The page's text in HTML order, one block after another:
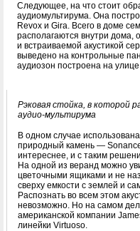
Следующее, на что стоит
аудиомультирума. Она
Revox и Gira. Всего в доме
располагаются внутри дома,
и встраиваемой акустикой
выведено на контрольные
аудиозон построена на
Рэковая стойка, в которой
аудио-мультирума
В одном случае
природный камень —
интереснее, и с таким
На одной из веранд можно
цветочными ящиками и не
сверху емкости с землей и
Распознать во всем этом
невозможно. Но на самом
американской компании
линейки Virtuoso.